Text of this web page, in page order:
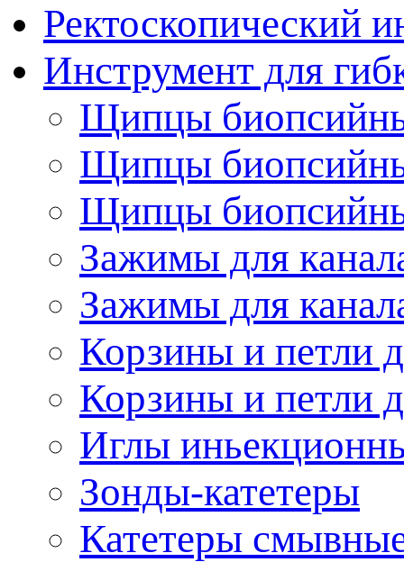
Ректоскопический
Инструмент для
Щипцы
Щипцы
Щипцы
Зажимы для
Зажимы для
Корзины и петли
Корзины и петли
Иглы
Зонды-катетеры
Катетеры